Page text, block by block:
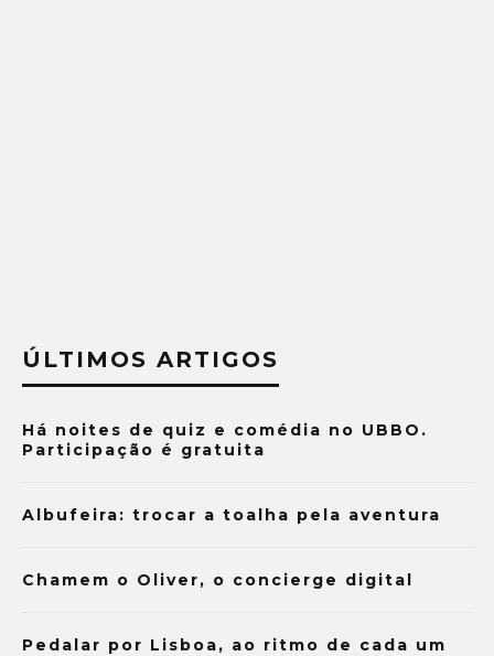
ÚLTIMOS ARTIGOS
Há noites de quiz e comédia no UBBO.
Participação é gratuita
Albufeira: trocar a toalha pela aventura
Chamem o Oliver, o concierge digital
Pedalar por Lisboa, ao ritmo de cada um